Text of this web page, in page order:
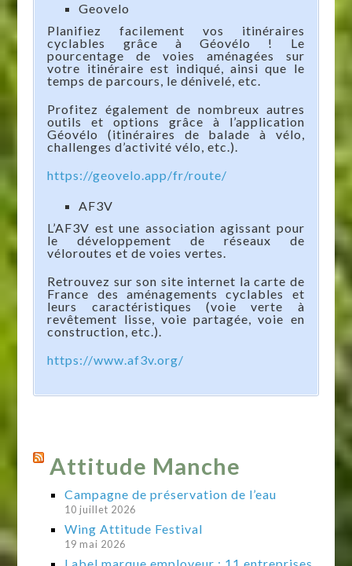
Geovelo
Planifiez facilement vos itinéraires
cyclables grâce à Géovélo ! Le
pourcentage de voies aménagées sur
votre itinéraire est indiqué, ainsi que le
temps de parcours, le dénivelé, etc.
Profitez également de nombreux autres
outils et options grâce à l’application
Géovélo (itinéraires de balade à vélo,
challenges d’activité vélo, etc.).
https://geovelo.app/fr/route/
AF3V
L’AF3V est une association agissant pour
le développement de réseaux de
véloroutes et de voies vertes.
Retrouvez sur son site internet la carte de
France des aménagements cyclables et
leurs caractéristiques (voie verte à
revêtement lisse, voie partagée, voie en
construction, etc.).
https://www.af3v.org/
Attitude Manche
Campagne de préservation de l’eau
10 juillet 2026
Wing Attitude Festival
19 mai 2026